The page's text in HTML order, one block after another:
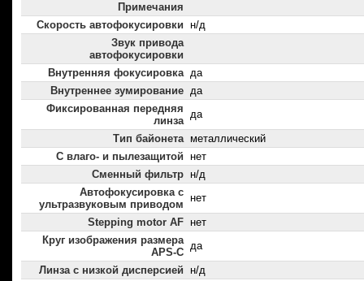
Примечания
Скорость автофокусировки н/д
Звук привода
автофокусировки
Внутренняя фокусировка да
Внутреннее зумирование да
Фиксированная передняя
линза
да
Тип байонета металлический
С влаго- и пылезащитой нет
Сменный фильтр н/д
Автофокусировка с
ультразвуковым приводом
нет
Stepping motor AF нет
Круг изображения размера
APS-C
да
Линза с низкой дисперсией
н/д